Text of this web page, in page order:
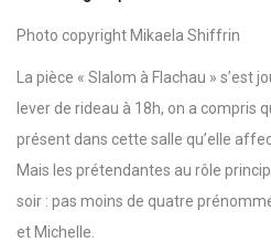
Photo copyright Mikaela Shiffrin
La pièce « Slalom à Flachau » s’est
lever de rideau à 18h, on a compris
présent dans cette salle qu’elle
Mais les prétendantes au rôle
soir : pas moins de quatre
et Michelle.